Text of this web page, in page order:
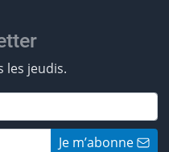
les jeudis.
Je m’abonne